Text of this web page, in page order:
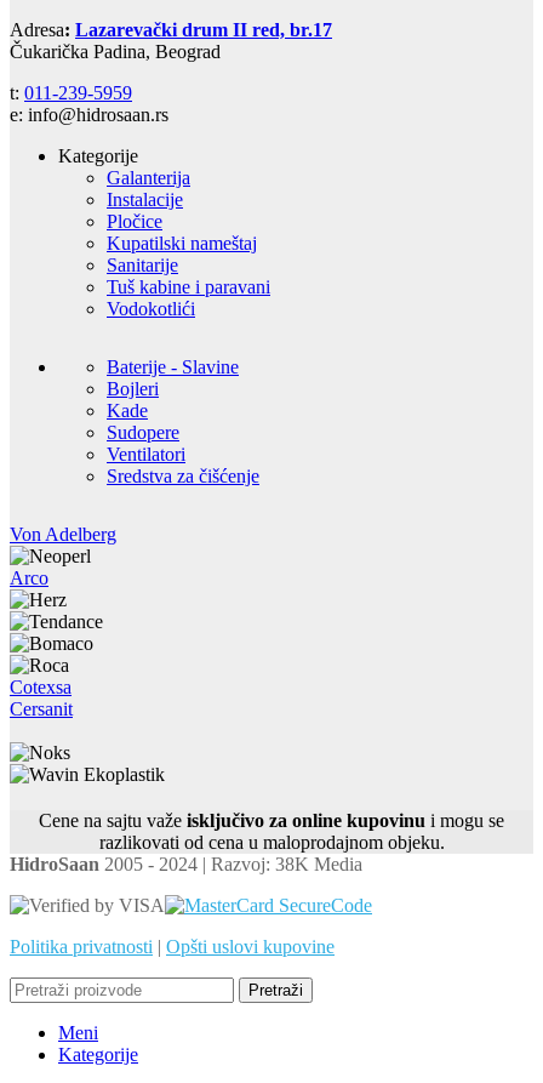
Adresa: Lazarevački drum II red, br.17
Čukarička Padina, Beograd
t: 011-239-5959
e: info@hidrosaan.rs
Kategorije
Galanterija
Instalacije
Pločice
Kupatilski nameštaj
Sanitarije
Tuš kabine i paravani
Vodokotlići
Baterije - Slavine
Bojleri
Kade
Sudopere
Ventilatori
Sredstva za čišćenje
Von Adelberg
Arco
Cotexsa
Cersanit
Cene na sajtu važe isključivo za online kupovinu i mogu se
razlikovati od cena u maloprodajnom objeku.
HidroSaan 2005 - 2024 | Razvoj: 38K Media
Politika privatnosti | Opšti uslovi kupovine
Pretraži
Meni
Kategorije